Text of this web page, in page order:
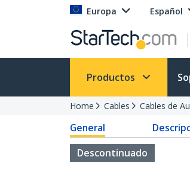
Europa Español
Productos
Home Cables Cables de
General
Descontinuado